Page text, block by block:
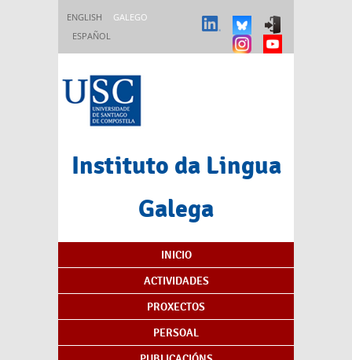
ENGLISH
GALEGO
ESPAÑOL
Instituto da Lingua
Galega
Índice de contidos
INICIO
ACTIVIDADES
PROXECTOS
PERSOAL